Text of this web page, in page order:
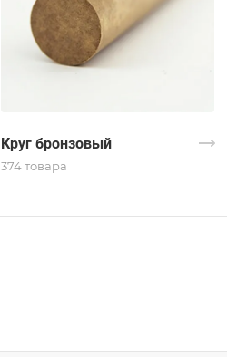
Круг бронзовый
374 товара